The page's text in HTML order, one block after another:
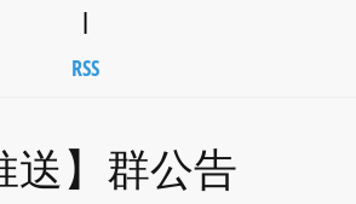
|
RSS
送】群公告